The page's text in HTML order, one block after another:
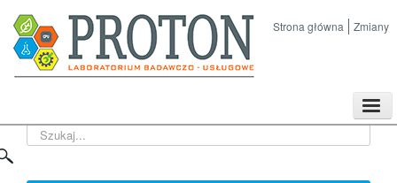
Strona główna Zmiany
Szukaj...